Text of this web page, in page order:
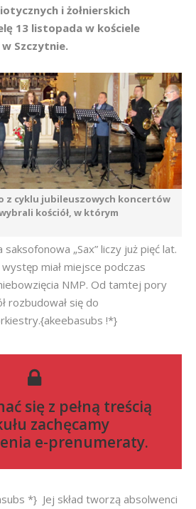
i żołnierskich
13 listopada w kościele
Szczytnie.
z cyklu jubileuszowych koncertów
kościół, w którym
„Sax” liczy już pięć lat.
miał miejsce podczas
NMP. Od tamtej pory
rozbudował się do
!*}
się z pełną treścią
zachęcamy
e-prenumeraty.
*} Jej skład tworzą absolwenci